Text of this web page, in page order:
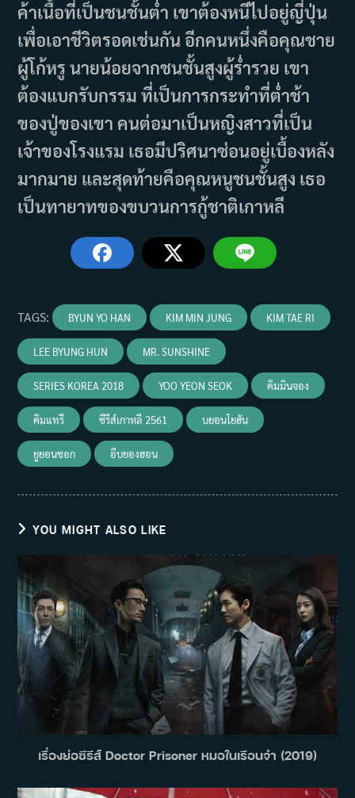
ค้าเนื้อที่เป็นชนชั้นต่ำ เขาต้องหนีไปอยู่ญี่ปุ่น
เพื่อเอาชีวิตรอดเช่นกัน อีกคนหนึ่งคือคุณชาย
ผู้โก้หรู นายน้อยจากชนชั้นสูงผู้ร่ำรวย เขา
ต้องแบกรับกรรม ที่เป็นการกระทำที่ต่ำช้า
ของปู่ของเขา คนต่อมาเป็นหญิงสาวที่เป็น
เจ้าของโรงแรม เธอมีปริศนาซ่อนอยู่เบื้องหลัง
มากมาย และสุดท้ายคือคุณหนูชนชั้นสูง เธอ
เป็นทายาทของขบวนการกู้ชาติเกาหลี
TAGS: BYUN YO HAN KIM MIN JUNG KIM TAE RI
LEE BYUNG HUN MR. SUNSHINE
SERIES KOREA 2018 YOO YEON SEOK คิมมินจอง
คิมแทรี ซีรีส์เกาหลี 2561 บยอนโยฮัน
ยูยอนซอก อีบยองฮอน
YOU MIGHT ALSO LIKE
เรื่องย่อซีรีส์ Doctor Prisoner หมอในเรือนจำ (2019)